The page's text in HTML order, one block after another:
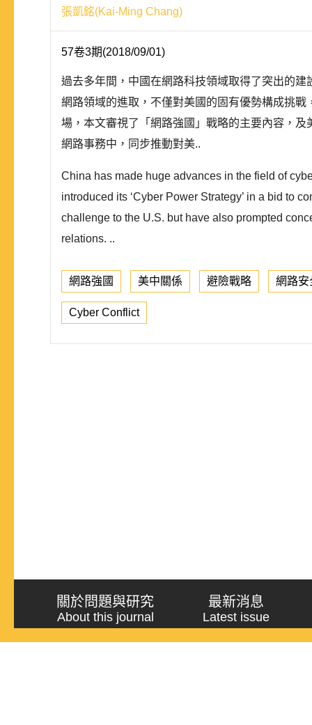
張凱銘(Kai-Ming Chang)
57卷3期(2018/09/01)
過去多年間，中國在網路科技領域取得了突出的
網路領域的進取，不僅對美國的固有優勢構成挑
場，本文審視了「網路強國」戰略的主要內容，
網路事務中，同步推動對美..
China has made huge advances in the field of
introduced its ‘Cyber Power Strategy’ in a bid to
challenge to the U.S. but have also prompted
relations. ..
網路強國 美中關係 避險戰略 網路安
Cyber Conflict
關於問題與研究
About this journal
最新消息
Latest issue